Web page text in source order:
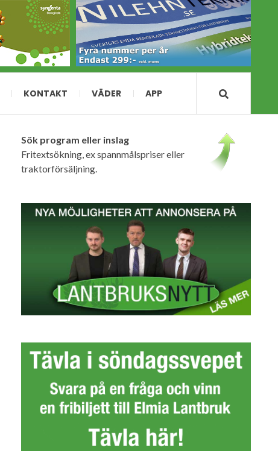
KONTAKT VÄDER APP
Sök program eller inslag
Fritextsökning, ex spannmålspriser eller
traktorförsäljning.